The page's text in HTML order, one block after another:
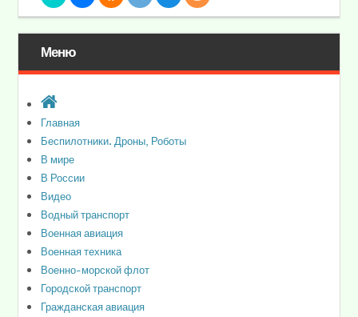
Меню
Главная
Беспилотники. Дроны, Роботы
В мире
В России
Видео
Водный транспорт
Военная авиация
Военная техника
Военно-морской флот
Городской транспорт
Гражданская авиация